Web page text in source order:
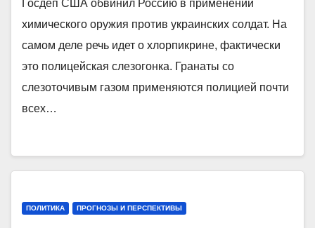
Госдеп США обвинил Россию в применении
химического оружия против украинских солдат. На
самом деле речь идет о хлорпикрине, фактически
это полицейская слезогонка. Гранаты со
слезоточивым газом применяются полицией почти
всех…
ПОЛИТИКА ПРОГНОЗЫ И ПЕРСПЕКТИВЫ